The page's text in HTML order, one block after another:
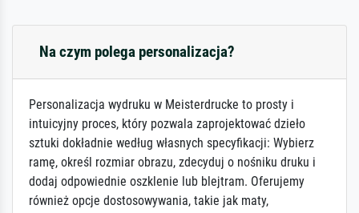
Na czym polega personalizacja?
Personalizacja wydruku w Meisterdrucke to prosty i
intuicyjny proces, który pozwala zaprojektować dzieło
sztuki dokładnie według własnych specyfikacji: Wybierz
ramę, określ rozmiar obrazu, zdecyduj o nośniku druku i
dodaj odpowiednie oszklenie lub blejtram. Oferujemy
również opcje dostosowywania, takie jak maty,